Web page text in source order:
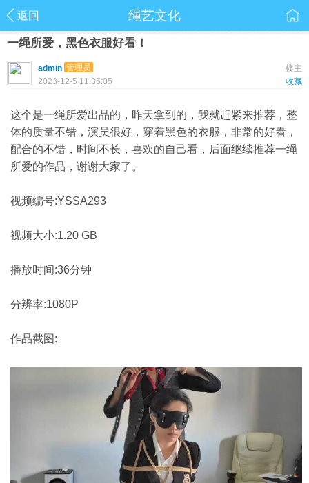
返回 绳艺文化
一绳所爱，黑色衣服好看！
楼主
admin 管理员
收藏
2023-12-5 11:35:05
这个是一绳所爱出品的，昨天拿到的，我就赶紧来推荐，整
体的质量不错，演员很好，穿着黑色的衣服，非常的好看，
配合的不错，时间不长，喜欢的自己看，后面继续推荐一绳
所爱的作品，谢谢大家了。
视频编号:YSSA293
视频大小:1.20 GB
播放时间:36分钟
分辨率:1080P
作品截图: